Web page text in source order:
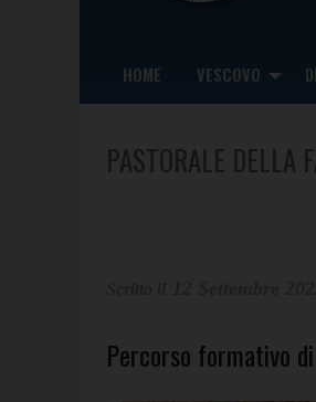
HOME VESCOVO
Percorso formativo